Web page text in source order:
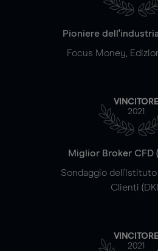
Pioniere
Focus Money,
VINCITORE
2021
Miglior Broker CFD
Sondaggio
Clienti
VINCITORE
2021